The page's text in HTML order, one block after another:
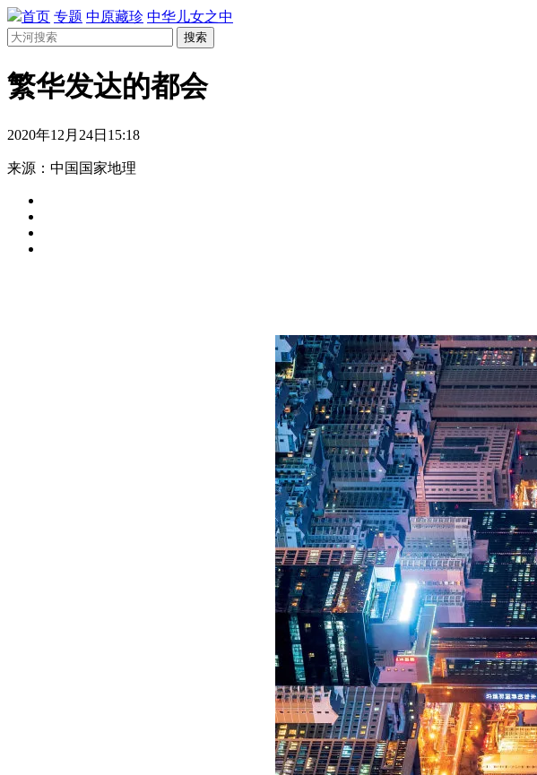
首页 专题 中原藏珍 中华儿女之中
搜索
繁华发达的都会
2020年12月24日15:18
来源：中国国家地理